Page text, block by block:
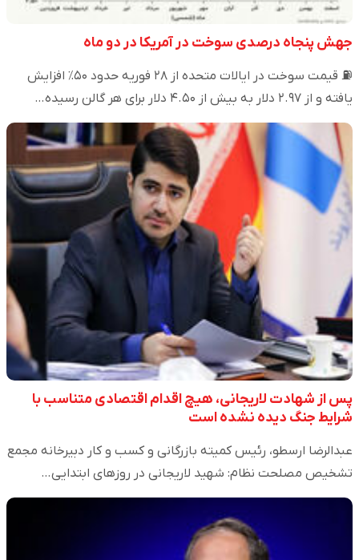
جهش پنجاه درصدی سوخت در آمریکا در دو ماه
⛽️ قیمت سوخت در ایالات متحده از ۲۸ فوریه حدود ۵۰٪ افزایش
یافته و از ۲.۹۷ دلار به بیش از ۴.۵۰ دلار برای هر گالن رسیده…
پس از شهادت لاریجانی، هیچ اقدام اقتصادی متناسب با
شرایط جنگ دیده نشده است
عبدالرضا ارسطو، رئیس کمیته بازرگانی و کسب و کار دبیرخانه مجمع
تشخیص مصلحت نظام: شهید لاریجانی در روزهای ابتدایی…